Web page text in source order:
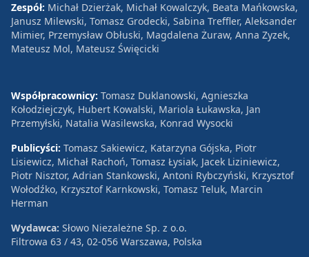
Zespół: Michał Dzierżak, Michał Kowalczyk, Beata Mańkowska,
Janusz Milewski, Tomasz Grodecki, Sabina Treffler, Aleksander
Mimier, Przemysław Obłuski, Magdalena Żuraw, Anna Zyzek,
Mateusz Mol, Mateusz Święcicki
Współpracownicy: Tomasz Duklanowski, Agnieszka
Kołodziejczyk, Hubert Kowalski, Mariola Łukawska, Jan
Przemyłski, Natalia Wasilewska, Konrad Wysocki
Publicyści: Tomasz Sakiewicz, Katarzyna Gójska, Piotr
Lisiewicz, Michał Rachoń, Tomasz Łysiak, Jacek Liziniewicz,
Piotr Nisztor, Adrian Stankowski, Antoni Rybczyński, Krzysztof
Wołodźko, Krzysztof Karnkowski, Tomasz Teluk, Marcin
Herman
Wydawca: Słowo Niezależne Sp. z o.o.
Filtrowa 63 / 43, 02-056 Warszawa, Polska